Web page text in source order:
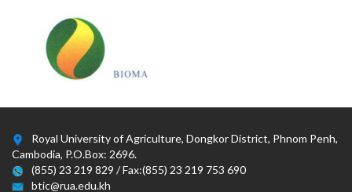
Royal University of Agriculture, Dongkor District, Phnom Penh,
Cambodia, P.O.Box: 2696.
(855) 23 219 829 / Fax:(855) 23 219 753 690
btic@rua.edu.kh